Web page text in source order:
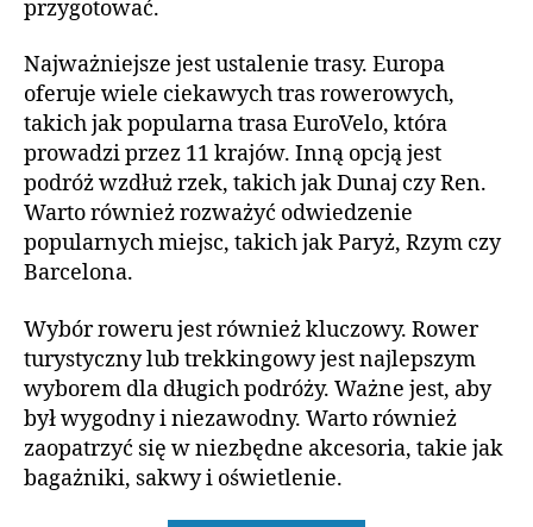
przygotować.
Najważniejsze jest ustalenie trasy. Europa
oferuje wiele ciekawych tras rowerowych,
takich jak popularna trasa EuroVelo, która
prowadzi przez 11 krajów. Inną opcją jest
podróż wzdłuż rzek, takich jak Dunaj czy Ren.
Warto również rozważyć odwiedzenie
popularnych miejsc, takich jak Paryż, Rzym czy
Barcelona.
Wybór roweru jest również kluczowy. Rower
turystyczny lub trekkingowy jest najlepszym
wyborem dla długich podróży. Ważne jest, aby
był wygodny i niezawodny. Warto również
zaopatrzyć się w niezbędne akcesoria, takie jak
bagażniki, sakwy i oświetlenie.